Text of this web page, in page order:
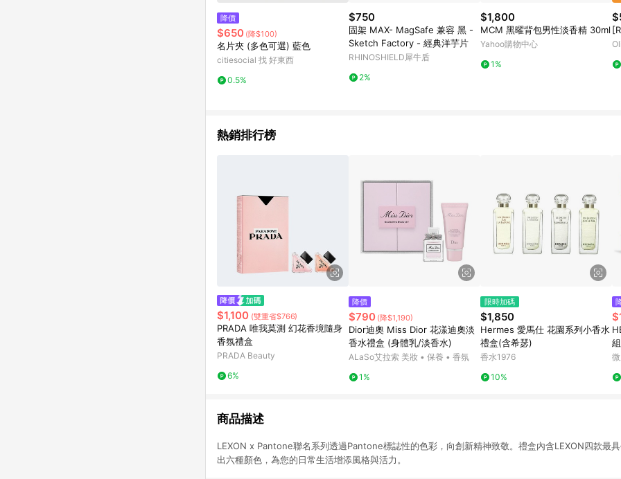
降價
$650 (降$100)
名片夾 (多色可選) 藍色
citiesocial 找 好東西
0.5%
$750
固架 MAX- MagSafe 兼容 黑 -
Sketch Factory - 經典洋芋片
RHINOSHIELD犀牛盾
2%
$1,800
MCM 黑曜背包男性淡香精 30ml
Yahoo購物中心
1%
熱銷排行榜
$1,100 (雙重省$766)
PRADA 唯我莫測 幻花香境隨身
香氛禮盒
PRADA Beauty
6%
降價
$790 (降$1,190)
Dior迪奧 Miss Dior 花漾迪奧淡
香水禮盒 (身體乳/淡香水)
ALaSo艾拉索 美妝 • 保養 • 香氛
1%
限時加碼
$1,850
Hermes 愛馬仕 花園系列小香水
禮盒(含希瑟)
香水1976
10%
+
商品描述
LEXON x Pantone聯名系列透過Pantone標誌性的色彩，向創新精神致敬。禮盒內含LEXON四款最
出六種顏色，為您的日常生活增添風格與活力。